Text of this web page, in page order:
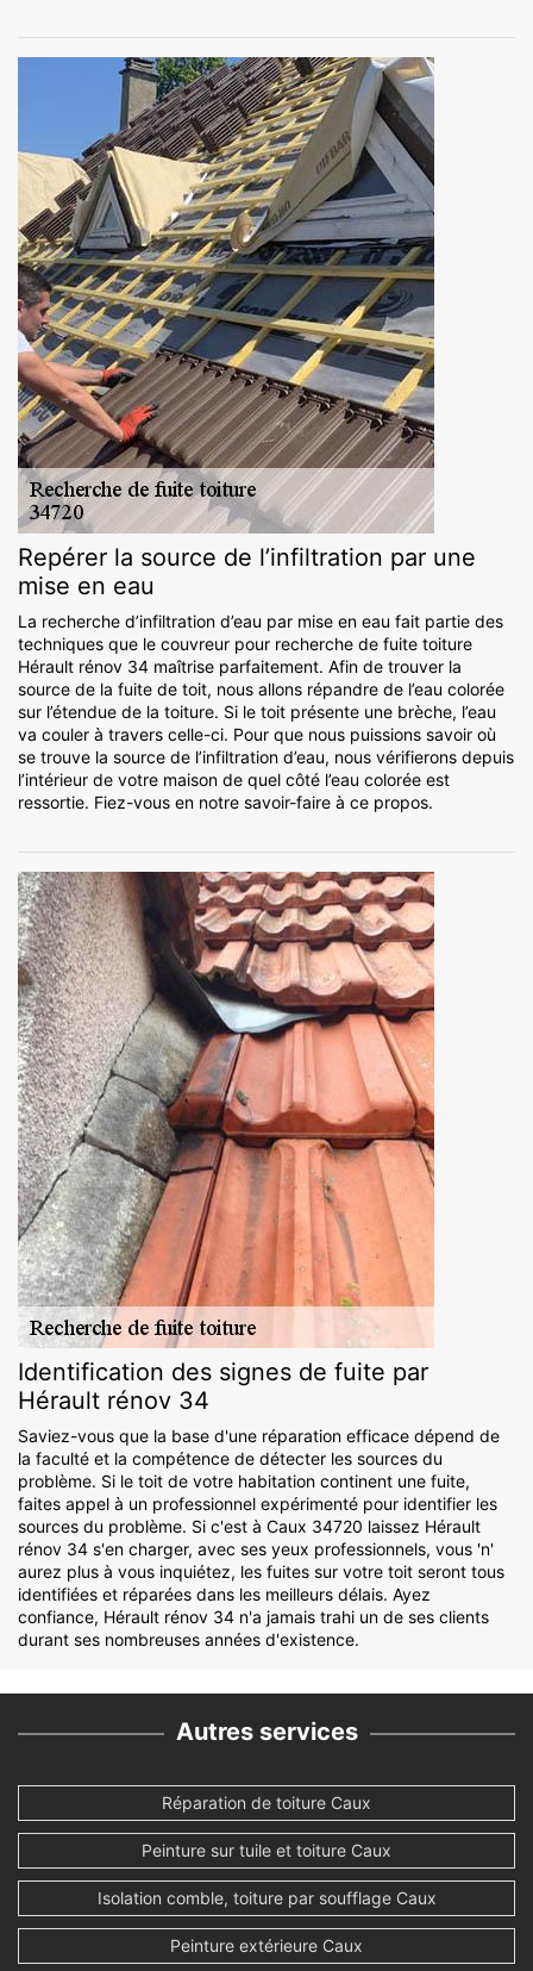
Repérer la source de l’infiltration par une
mise en eau
La recherche d’infiltration d’eau par mise en eau fait partie des
techniques que le couvreur pour recherche de fuite toiture
Hérault rénov 34 maîtrise parfaitement. Afin de trouver la
source de la fuite de toit, nous allons répandre de l’eau colorée
sur l’étendue de la toiture. Si le toit présente une brèche, l’eau
va couler à travers celle-ci. Pour que nous puissions savoir où
se trouve la source de l’infiltration d’eau, nous vérifierons depuis
l’intérieur de votre maison de quel côté l’eau colorée est
ressortie. Fiez-vous en notre savoir-faire à ce propos.
Identification des signes de fuite par
Hérault rénov 34
Saviez-vous que la base d'une réparation efficace dépend de
la faculté et la compétence de détecter les sources du
problème. Si le toit de votre habitation continent une fuite,
faites appel à un professionnel expérimenté pour identifier les
sources du problème. Si c'est à Caux 34720 laissez Hérault
rénov 34 s'en charger, avec ses yeux professionnels, vous 'n'
aurez plus à vous inquiétez, les fuites sur votre toit seront tous
identifiées et réparées dans les meilleurs délais. Ayez
confiance, Hérault rénov 34 n'a jamais trahi un de ses clients
durant ses nombreuses années d'existence.
Autres services
Réparation de toiture Caux
Peinture sur tuile et toiture Caux
Isolation comble, toiture par soufflage Caux
Peinture extérieure Caux